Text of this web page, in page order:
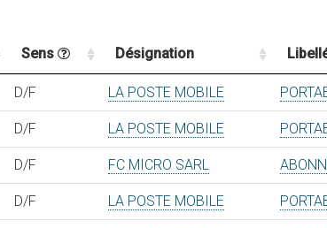
Sens Désignation
D/F LA POSTE MOBILE
D/F LA POSTE MOBILE
D/F FC MICRO SARL
D/F LA POSTE MOBILE